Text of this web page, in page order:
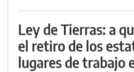
Ley de Tierras: a
el retiro de los
lugares de trabajo